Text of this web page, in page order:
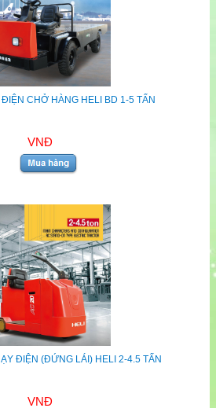
CHỞ HÀNG HELI BD 1-5 TẤN
VNĐ
ĐIỆN (ĐỨNG LÁI) HELI 2-4.5 TẤN
VNĐ